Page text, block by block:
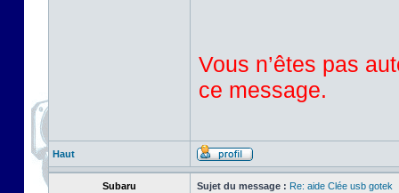
Vous n’êtes pas
ce message.
Haut
Subaru Sujet du message : Re: aide Clée usb gotek